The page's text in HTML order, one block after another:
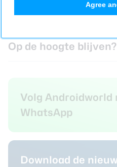
Agree
Op de hoogte blijven?
Volg Androidworld
WhatsApp
Download de